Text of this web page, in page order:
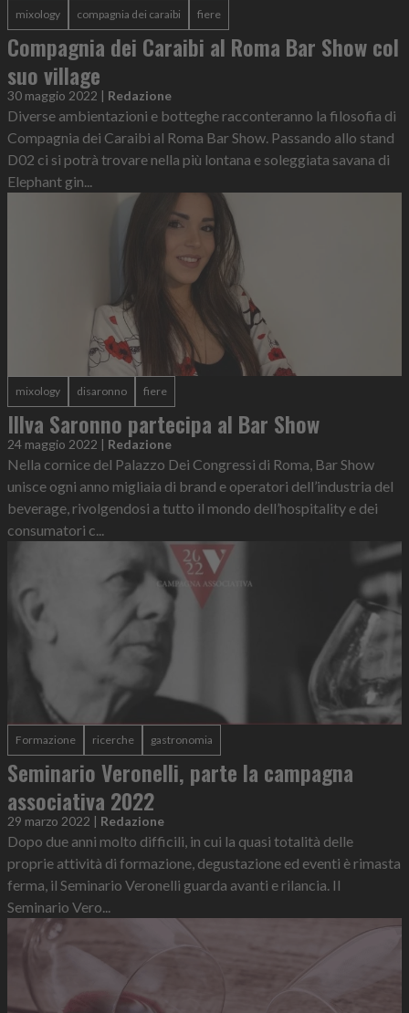
mixology compagnia dei caraibi fiere
Compagnia dei Caraibi al Roma Bar Show col
suo village
30 maggio 2022 | Redazione
Diverse ambientazioni e botteghe racconteranno la filosofia di
Compagnia dei Caraibi al Roma Bar Show. Passando allo stand
D02 ci si potrà trovare nella più lontana e soleggiata savana di
Elephant gin...
mixology disaronno fiere
Illva Saronno partecipa al Bar Show
24 maggio 2022 | Redazione
Nella cornice del Palazzo Dei Congressi di Roma, Bar Show
unisce ogni anno migliaia di brand e operatori dell’industria del
beverage, rivolgendosi a tutto il mondo dell’hospitality e dei
consumatori c...
Formazione ricerche gastronomia
Seminario Veronelli, parte la campagna
associativa 2022
29 marzo 2022 | Redazione
Dopo due anni molto difficili, in cui la quasi totalità delle
proprie attività di formazione, degustazione ed eventi è rimasta
ferma, il Seminario Veronelli guarda avanti e rilancia. Il
Seminario Vero...